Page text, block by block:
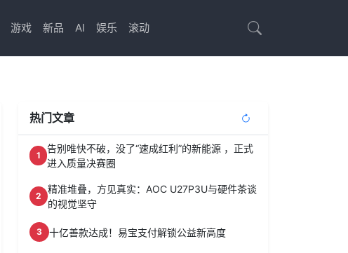
游戏 新品 AI 娱乐 滚动
热门文章
1
告别唯快不破，没了“速成红利”的新能源 ，正式
进入质量决赛圈
2
精准堆叠，方见真实：AOC U27P3U与硬件茶谈
的视觉坚守
3 十亿善款达成！易宝支付解锁公益新高度